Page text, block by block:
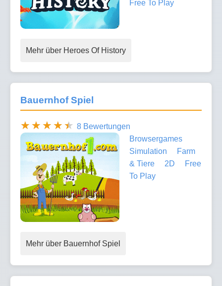
Free To Play
Mehr über Heroes Of History
Bauernhof Spiel
8 Bewertungen
Browsergames
Simulation
Farm
& Tiere
2D
Free
To Play
Mehr über Bauernhof Spiel